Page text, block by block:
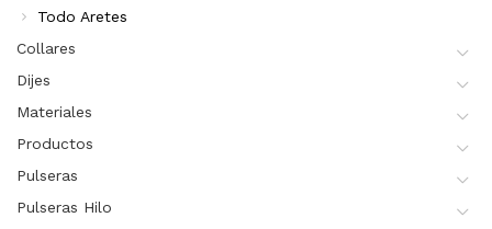
Todo Aretes
Collares
Dijes
Materiales
Productos
Pulseras
Pulseras Hilo